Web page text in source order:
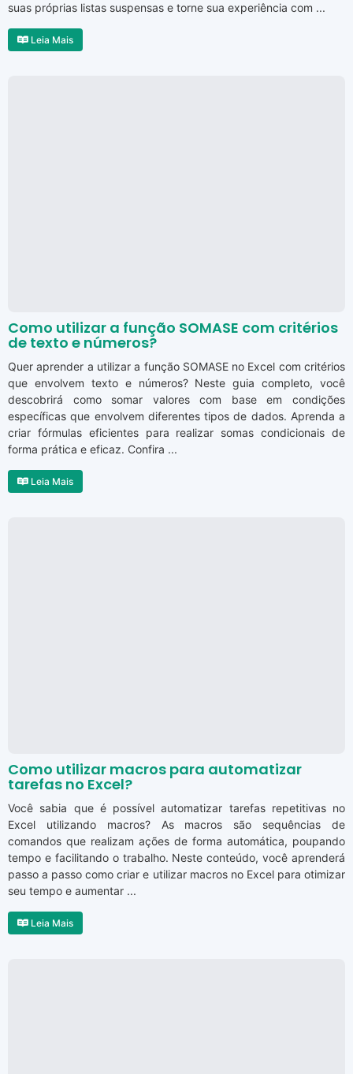
suas próprias listas suspensas e torne sua experiência com ...
Leia Mais
Como utilizar a função SOMASE com critérios
de texto e números?
Quer aprender a utilizar a função SOMASE no Excel com critérios
que envolvem texto e números? Neste guia completo, você
descobrirá como somar valores com base em condições
específicas que envolvem diferentes tipos de dados. Aprenda a
criar fórmulas eficientes para realizar somas condicionais de
forma prática e eficaz. Confira ...
Leia Mais
Como utilizar macros para automatizar
tarefas no Excel?
Você sabia que é possível automatizar tarefas repetitivas no
Excel utilizando macros? As macros são sequências de
comandos que realizam ações de forma automática, poupando
tempo e facilitando o trabalho. Neste conteúdo, você aprenderá
passo a passo como criar e utilizar macros no Excel para otimizar
seu tempo e aumentar ...
Leia Mais